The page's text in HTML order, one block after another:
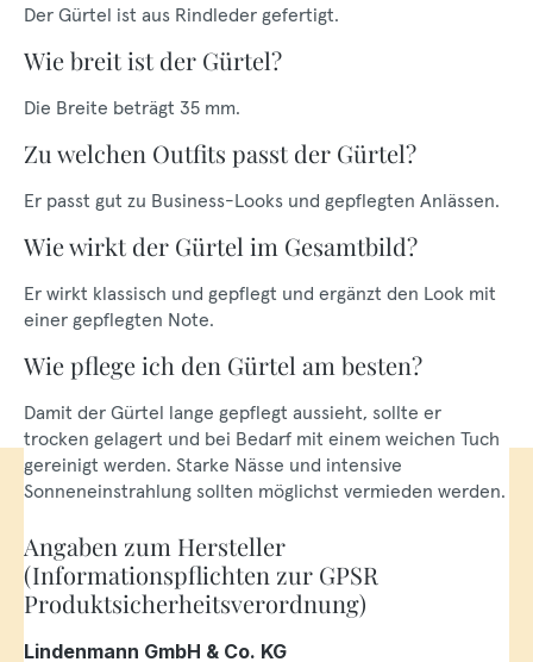
Der Gürtel ist aus Rindleder gefertigt.
Wie breit ist der Gürtel?
Die Breite beträgt 35 mm.
Zu welchen Outfits passt der Gürtel?
Er passt gut zu Business-Looks und gepflegten Anlässen.
Wie wirkt der Gürtel im Gesamtbild?
Er wirkt klassisch und gepflegt und ergänzt den Look mit
einer gepflegten Note.
Wie pflege ich den Gürtel am besten?
Damit der Gürtel lange gepflegt aussieht, sollte er
trocken gelagert und bei Bedarf mit einem weichen Tuch
gereinigt werden. Starke Nässe und intensive
Sonneneinstrahlung sollten möglichst vermieden werden.
Angaben zum Hersteller
(Informationspflichten zur GPSR
Produktsicherheitsverordnung)
Lindenmann GmbH & Co. KG